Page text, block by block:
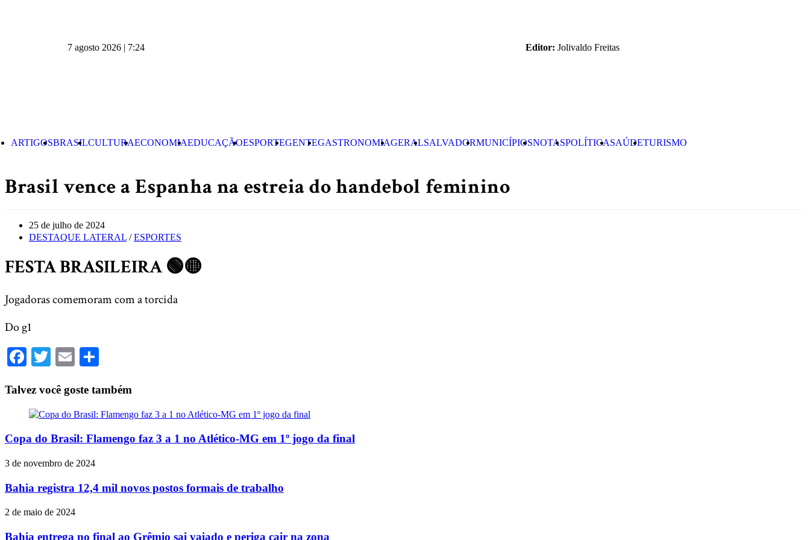
7 agosto 2026 | 7:24 Editor: Jolivaldo Freitas
ARTIGOSBRASILCULTURAECONOMIAEDUCAÇÃOESPORTEGENTEGASTRONOMIAGERALSALVADORMUNICÍPIOSNOTASPOLÍTICASAÚDETURISMO
Brasil vence a Espanha na estreia do handebol feminino
25 de julho de 2024
DESTAQUE LATERAL / ESPORTES
FESTA BRASILEIRA 🟢🟡
Jogadoras comemoram com a torcida
Do g1
Facebook
Twitter
Email
Talvez você goste também
Copa do Brasil: Flamengo faz 3 a 1 no Atlético-MG em 1º jogo da final
3 de novembro de 2024
Bahia registra 12,4 mil novos postos formais de trabalho
2 de maio de 2024
Bahia entrega no final ao Grêmio sai vaiado e periga cair na zona